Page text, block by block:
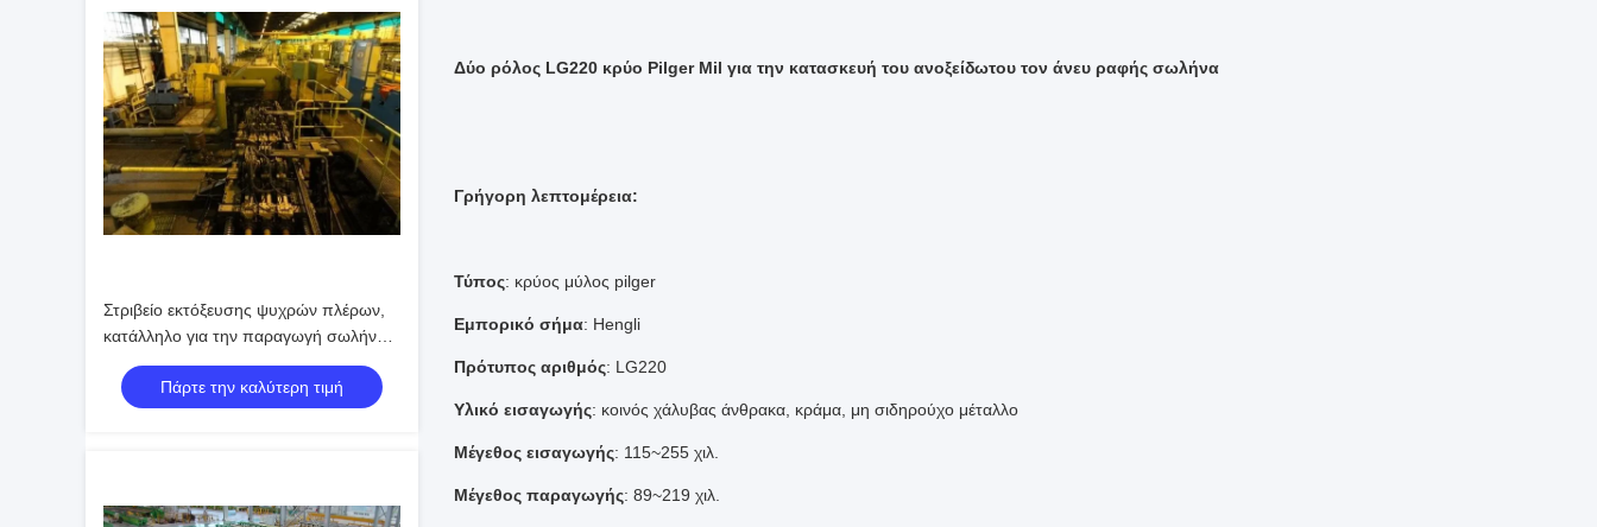
Στριβείο εκτόξευσης ψυχρών πλέρων,
κατάλληλο για την παραγωγή σωλήνων
υψηλής αντοχής και πολύπλοκων
μεταλλικών σχημάτων
Πάρτε την καλύτερη τιμή
Δύο ρόλος LG220 κρύο Pilger Mil για την κατασκευή του ανοξείδωτου τον άνευ ραφής σωλήνα
Γρήγορη λεπτομέρεια:
Τύπος: κρύος μύλος pilger
Εμπορικό σήμα: Hengli
Πρότυπος αριθμός: LG220
Υλικό εισαγωγής: κοινός χάλυβας άνθρακα, κράμα, μη σιδηρούχο μέταλλο
Μέγεθος εισαγωγής: 115~255 χιλ.
Μέγεθος παραγωγής: 89~219 χιλ.